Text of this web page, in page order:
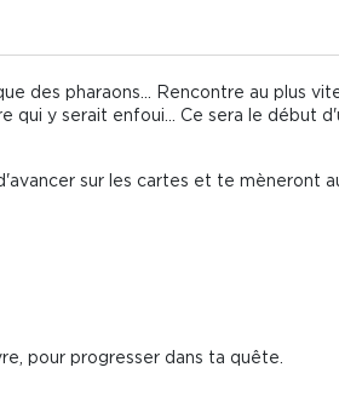
des pharaons... Rencontre au plus
qui y serait enfoui... Ce sera le début
sur les cartes et te mèneront
pour progresser dans ta quête.